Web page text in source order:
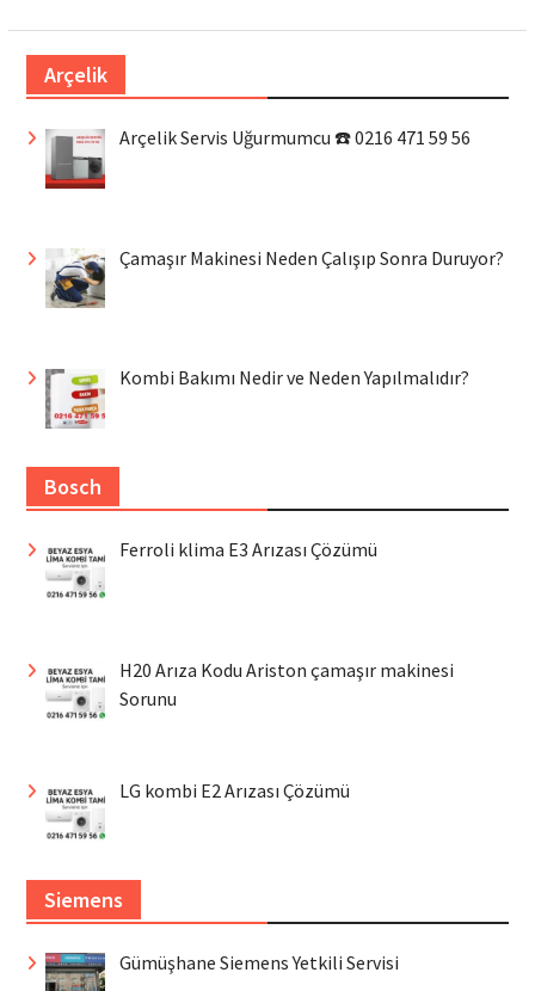
Arçelik
Arçelik Servis Uğurmumcu ☎️ 0216 471 59 56
Çamaşır Makinesi Neden Çalışıp Sonra Duruyor?
Kombi Bakımı Nedir ve Neden Yapılmalıdır?
Bosch
Ferroli klima E3 Arızası Çözümü
H20 Arıza Kodu Ariston çamaşır makinesi
Sorunu
LG kombi E2 Arızası Çözümü
Siemens
Gümüşhane Siemens Yetkili Servisi